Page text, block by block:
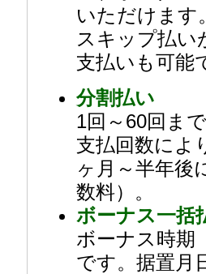
いただけます
スキップ払い
支払いも可能
分割払い
1回～60回ま
支払回数によ
ヶ月～半年後
数料）。
ボーナス一括
ボーナス時期
です。据置月